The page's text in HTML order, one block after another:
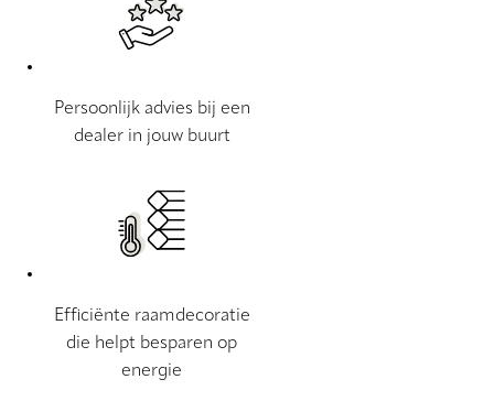
Persoonlijk advies bij een
dealer in jouw buurt
Efficiënte raamdecoratie
die helpt besparen op
energie